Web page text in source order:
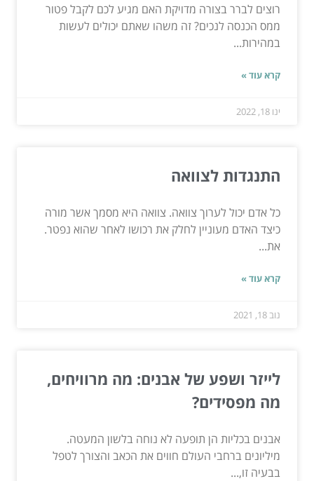
רוצים לברר בצורה מדויקת האם מגיע לכם לקבל פטור
ממס הכנסה לנכים? זה משהו שאתם יכולים לעשות
במהירות...
קרא עוד »
ינו 18, 2022
התנגדות לצוואה
כל אדם יכול לערוך צוואה. צוואה היא מסמך אשר מורה
כיצד האדם מעוניין לחלק את רכושו לאחר שהוא נפטר.
את...
קרא עוד »
נוב 18, 2021
לייזר ושפע של אבנים: מה מרוויחים,
מה מפסידים?
אבנים בכליות הן תופעה לא נוחה בלשון המעטה.
מיליונים ברחבי העולם חווים את הכאב והצורך לטפל
בבעיה זו,...